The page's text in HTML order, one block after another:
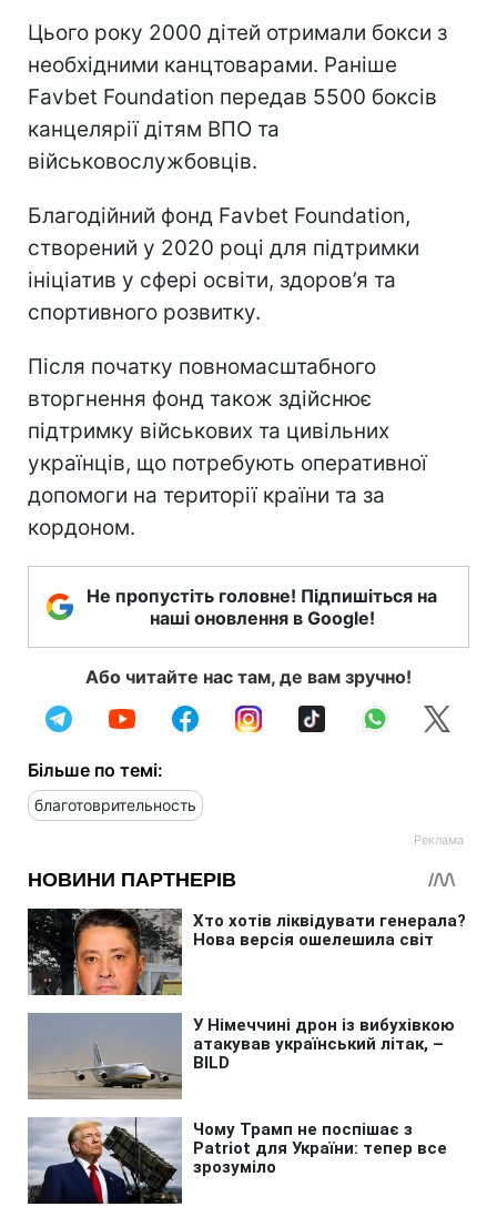
Цього року 2000 дітей отримали бокси з
необхідними канцтоварами. Раніше
Favbet Foundation передав 5500 боксів
канцелярії дітям ВПО та
військовослужбовців.
Благодійний фонд Favbet Foundation,
створений у 2020 році для підтримки
ініціатив у сфері освіти, здоров’я та
спортивного розвитку.
Після початку повномасштабного
вторгнення фонд також здійснює
підтримку військових та цивільних
українців, що потребують оперативної
допомоги на території країни та за
кордоном.
Не пропустіть головне! Підпишіться на
наші оновлення в Google!
Або читайте нас там, де вам зручно!
Більше по темі:
благотоврительность